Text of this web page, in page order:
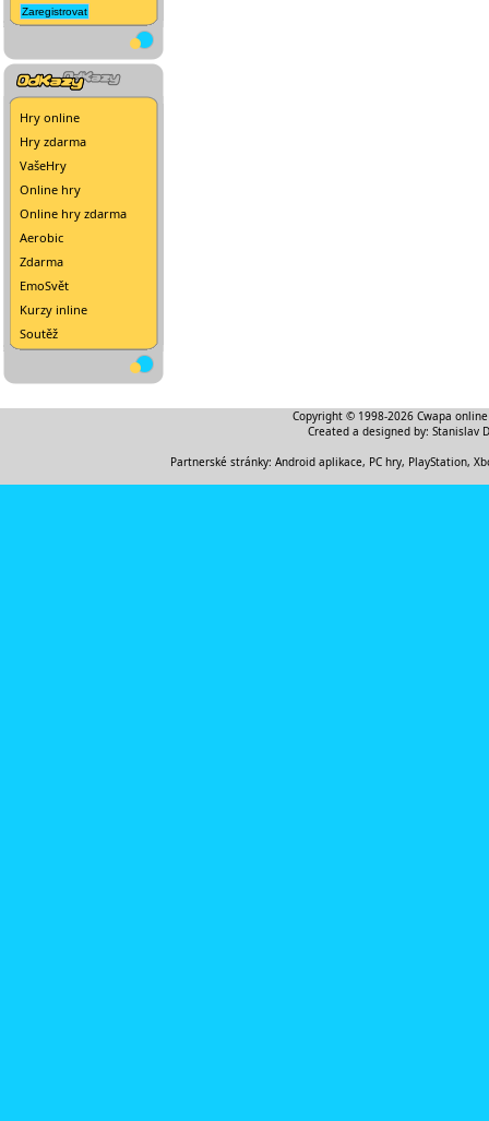
Hry online
Hry zdarma
VašeHry
Online hry
Online hry zdarma
Aerobic
Zdarma
EmoSvět
Kurzy inline
Soutěž
Copyright © 1998-2026 Cwapa
Created a designed by: Stanislav
Partnerské stránky: Android aplikace, PC hry, PlayStation,